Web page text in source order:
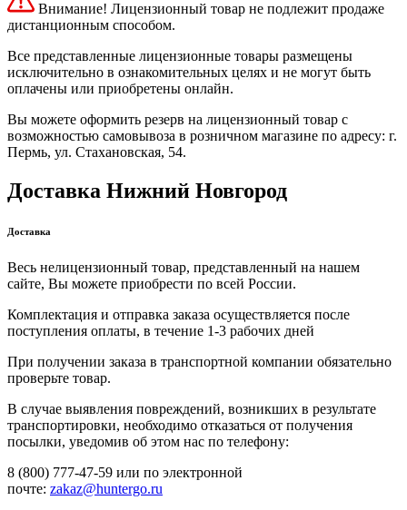
Внимание! Лицензионный товар не подлежит продаже
дистанционным способом.
Все представленные лицензионные товары размещены
исключительно в ознакомительных целях и не могут быть
оплачены или приобретены онлайн.
Вы можете оформить резерв на лицензионный товар с
возможностью самовывоза в розничном магазине по адресу: г.
Пермь, ул. Стахановская, 54.
Доставка Нижний Новгород
Доставка
Весь нелицензионный товар, представленный на нашем
сайте, Вы можете приобрести по всей России.
Комплектация и отправка заказа осуществляется после
поступления оплаты, в течение 1-3 рабочих дней
При получении заказа в транспортной компании обязательно
проверьте товар.
В случае выявления повреждений, возникших в результате
транспортировки, необходимо отказаться от получения
посылки, уведомив об этом нас по телефону:
8 (800) 777-47-59 или по электронной
почте: zakaz@huntergo.ru